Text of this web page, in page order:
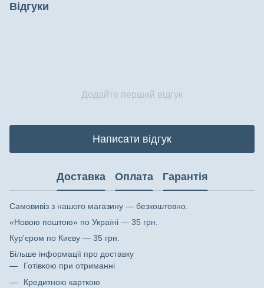
Відгуки
Додайте перший відгук
Написати відгук
Доставка Оплата Гарантія
Самовивіз з нашого магазину — безкоштовно.
«Новою поштою» по Україні — 35 грн.
Кур'єром по Києву — 35 грн.
Більше інформації про доставку
Готівкою при отриманні
Кредитною карткою